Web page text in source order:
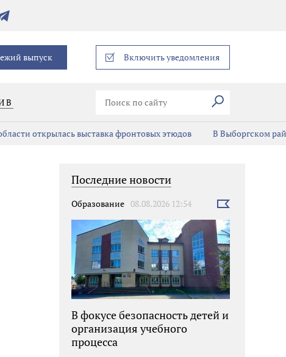
выпуск Включить уведомления
Искать
открылась выставка фронтовых этюдов В Выборгском
Последние новости
Образование 08.08.2026 12:54
Выбрать
В фокусе безопасность детей и
организация учебного
процесса